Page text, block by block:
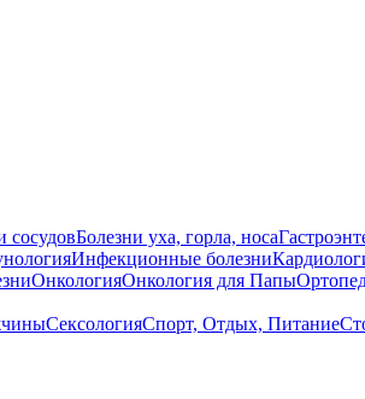
сосудовБолезни уха, горла, носа
Инфекционные болезни
ОнкологияОнкология для Папы
СексологияСпорт, Отдых, Питание